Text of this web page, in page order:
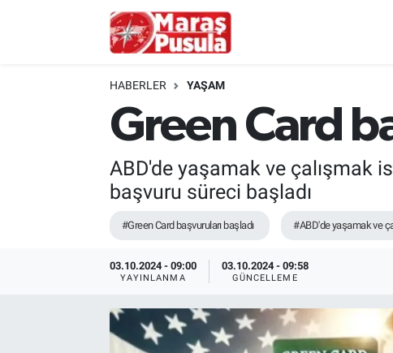
HABERLER YAŞAM
Green Card
ABD'de yaşamak ve çalışmak
başvuru süreci başladı
#Green Card başvuruları başladı #ABD'de yaşamak ve
03.10.2024 - 09:00
YAYINLANMA
03.10.2024 - 09:58
GÜNCELLEME
Kültür Sanat
İstanbul Hava Durumu
İstanbul Namaz Vakitleri
İstanbul Trafik Yoğunluk Haritası
Süper Lig Puan Durumu ve Fikstür
Tüm Manşetler
Son Dakika Haberleri